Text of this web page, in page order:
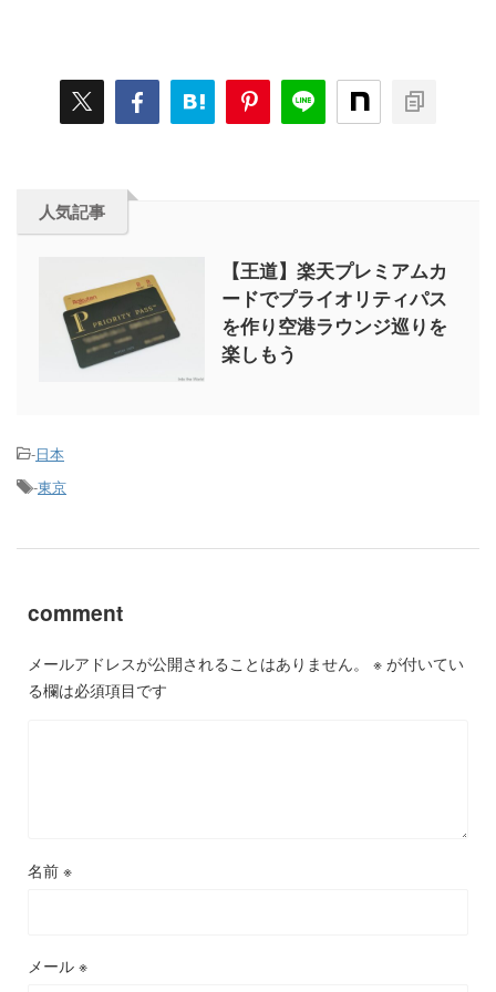
人気記事
【王道】楽天プレミアムカ
ードでプライオリティパス
を作り空港ラウンジ巡りを
楽しもう
-日本
-東京
comment
メールアドレスが公開されることはありません。 ※ が付いてい
る欄は必須項目です
名前 ※
メール ※